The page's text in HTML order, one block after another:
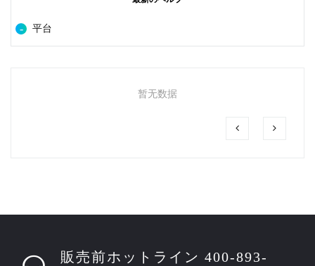
平台
暂无数据
販売前ホットライン 400-893-